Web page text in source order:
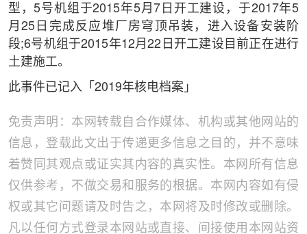
型，5号机组于2015年5月7日开工建设，于2017年5
月25日完成反应堆厂房穹顶吊装，进入设备安装阶
段;6号机组于2015年12月22日开工建设目前正在进行
土建施工。
此事件已记入「 2019年核电档案 」
免责声明：本网转载自合作媒体、机构或其他网站的
信息，登载此文出于传递更多信息之目的，并不意味
着赞同其观点或证实其内容的真实性。本网所有信息
仅供参考，不做交易和服务的根据。本网内容如有侵
权或其它问题请及时告之，本网将及时修改或删除。
凡以任何方式登录本网站或直接、间接使用本网站资